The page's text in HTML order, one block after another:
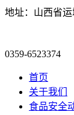
地址：山西省运
0359-6523374
首页
关于我们
食品安全